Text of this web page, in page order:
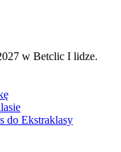
w Betclic I lidze.
do Ekstraklasy